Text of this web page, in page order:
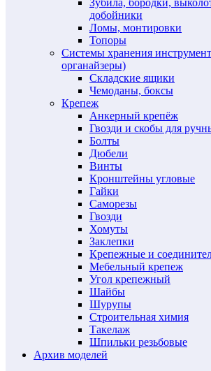
добойники
Ломы, монтировки
Топоры
Системы хранения
органайзеры)
Складские ящики
Чемоданы, боксы
Крепеж
Анкерный крепёж
Гвозди и скобы для
Болты
Дюбели
Винты
Кронштейны угловые
Гайки
Саморезы
Гвозди
Хомуты
Заклепки
Крепежные и
Мебельный крепеж
Угол крепежный
Шайбы
Шурупы
Строительная химия
Такелаж
Шпильки резьбовые
Архив моделей